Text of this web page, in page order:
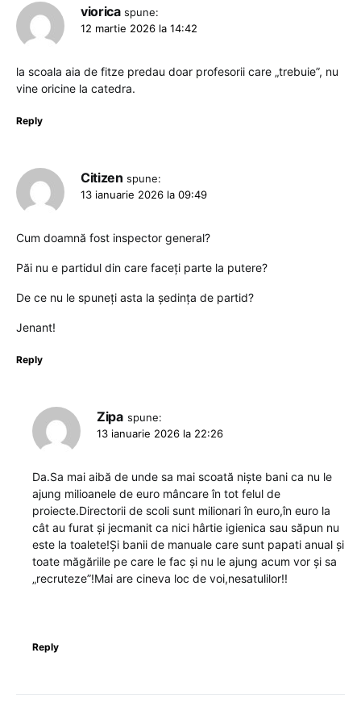
viorica spune:
12 martie 2026 la 14:42
la scoala aia de fitze predau doar profesorii care „trebuie”, nu
vine oricine la catedra.
Reply
Citizen spune:
13 ianuarie 2026 la 09:49
Cum doamnă fost inspector general?
Păi nu e partidul din care faceți parte la putere?
De ce nu le spuneți asta la ședința de partid?
Jenant!
Reply
Zipa spune:
13 ianuarie 2026 la 22:26
Da.Sa mai aibă de unde sa mai scoată niște bani ca nu le
ajung milioanele de euro mâncare în tot felul de
proiecte.Directorii de scoli sunt milionari în euro,în euro la
cât au furat și jecmanit ca nici hârtie igienica sau săpun nu
este la toalete!Și banii de manuale care sunt papati anual și
toate măgăriile pe care le fac și nu le ajung acum vor și sa
„recruteze”!Mai are cineva loc de voi,nesatulilor!!
Reply